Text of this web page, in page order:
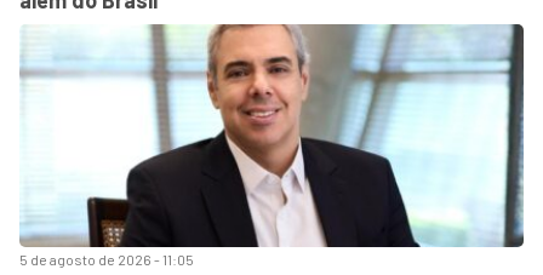
5 de agosto de 2026 - 11:05